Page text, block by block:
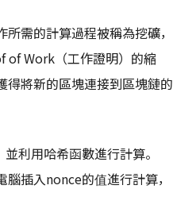
需的計算過程被稱為挖礦，
of Work（工作證明）的縮
得將新的區塊連接到區塊鏈的
利用哈希函數進行計算。
插入nonce的值進行計算，